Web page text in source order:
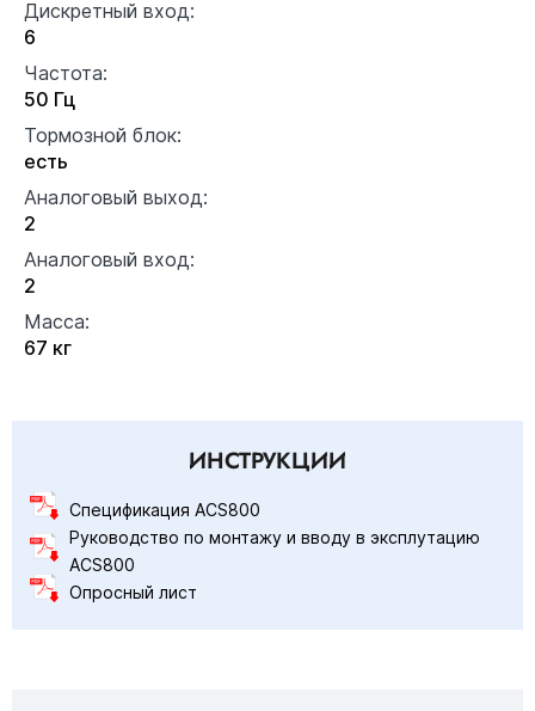
Дискретный вход:
6
Частота:
50 Гц
Тормозной блок:
есть
Аналоговый выход:
2
Аналоговый вход:
2
Масса:
67 кг
ИНСТРУКЦИИ
Спецификация ACS800
Руководство по монтажу и вводу в эксплутацию
ACS800
Опросный лист